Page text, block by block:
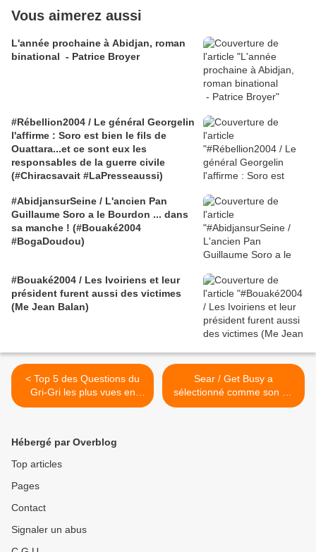
Vous aimerez aussi
L'année prochaine à Abidjan, roman
binational - Patrice Broyer
#Rébellion2004 / Le général Georgelin
l'affirme : Soro est bien le fils de
Ouattara...et ce sont eux les
responsables de la guerre civile
(#Chiracsavait #LaPresseaussi)
#AbidjansurSeine / L'ancien Pan
Guillaume Soro a le Bourdon ... dans
sa manche ! (#Bouaké2004
#BogaDoudou)
#Bouaké2004 / Les Ivoiriens et leur
président furent aussi des victimes
(Me Jean Balan)
< Top 5 des Questions du
Gri-Gri les plus vues en
2010, # 4: Surya Bonaly,
Sear / Get Busy a
sélectionné comme son du
jour... Semaine - Ce soir je
Hébergé par Overblog
Top articles
Pages
Contact
Signaler un abus